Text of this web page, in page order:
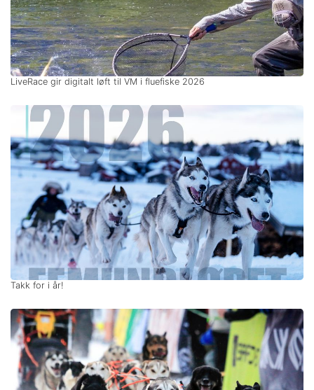
LiveRace gir digitalt løft til VM i fluefiske 2026
Takk for i år!